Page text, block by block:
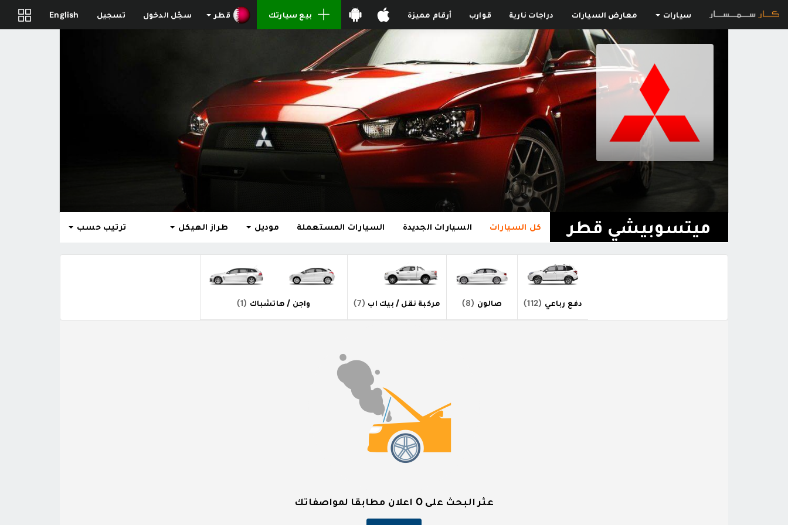
سيارات معارض السيارات دراجات نارية قوارب أرقام مميزة بيع سيارتك قطر سجّل الدخول تسجيل English
ميتسوبيشي قطر كل السيارات السيارات الجديدة السيارات المستعملة موديل طراز الهيكل ترتيب حسب
دفع رباعي (112) صالون (8) مركبة نقل / بيك اب (7) واجن / هاتشباك (1)
عثر البحث على 0 اعلان مطابقا لمواصفاتك